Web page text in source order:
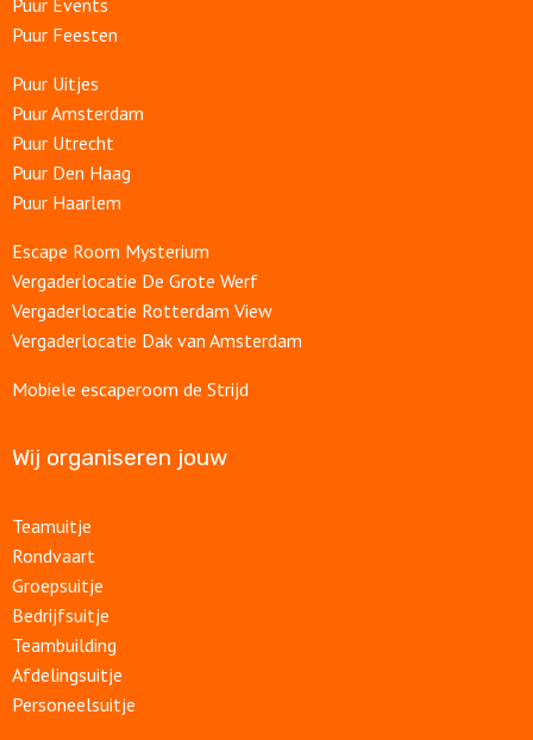
Puur Events
Puur Feesten
Puur Uitjes
Puur Amsterdam
Puur Utrecht
Puur Den Haag
Puur Haarlem
Escape Room Mysterium
Vergaderlocatie De Grote Werf
Vergaderlocatie Rotterdam View
Vergaderlocatie Dak van Amsterdam
Mobiele escaperoom de Strijd
Wij organiseren jouw
Teamuitje
Rondvaart
Groepsuitje
Bedrijfsuitje
Teambuilding
Afdelingsuitje
Personeelsuitje